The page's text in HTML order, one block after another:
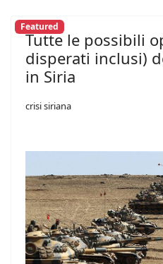
Featured
Tutte le possibili
disperati inclusi)
in Siria
crisi siriana